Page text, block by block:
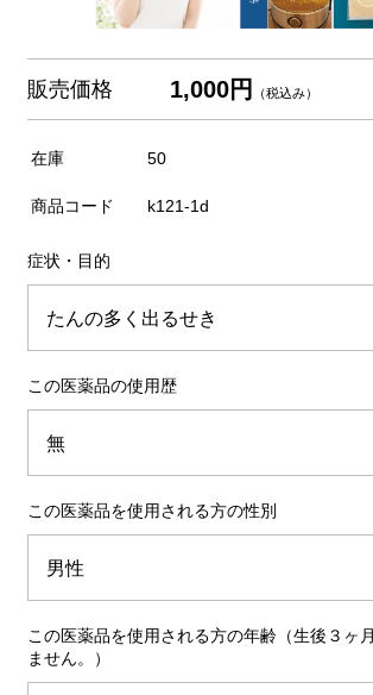
販売価格 1,000円 （税込み）
在庫 50
商品コード k121-1d
症状・目的
この医薬品の使用歴
この医薬品を使用される方の性別
この医薬品を使用される方の年齢（生後３ヶ
ません。）